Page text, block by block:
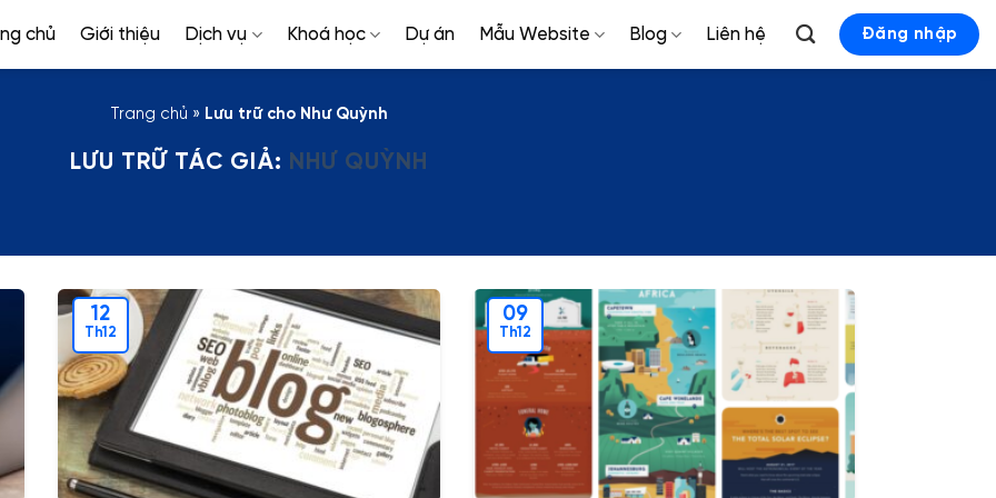
chủ Giới thiệu Dịch vụ Khoá học Dự án Mẫu Website Blog Liên hệ Đăng nhập
Trang chủ » Lưu trữ cho Như Quỳnh
LƯU TRỮ TÁC GIẢ: NHƯ QUỲNH
12
Th12
09
Th12